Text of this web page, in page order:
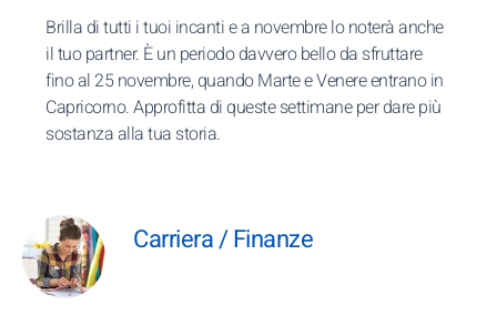
Brilla di tutti i tuoi incanti e a novembre lo noterà anche
il tuo partner. È un periodo davvero bello da sfruttare
fino al 25 novembre, quando Marte e Venere entrano in
Capricorno. Approfitta di queste settimane per dare più
sostanza alla tua storia.
Carriera / Finanze